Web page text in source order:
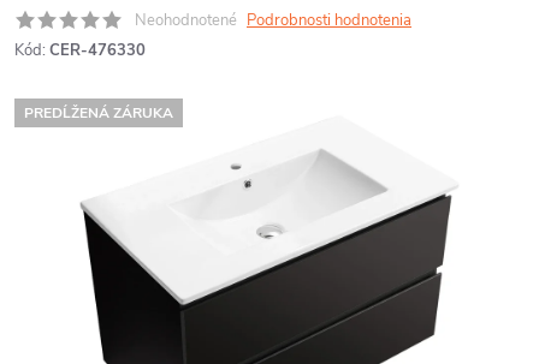
Neohodnotené Podrobnosti hodnotenia
Kód: CER-476330
PREDĹŽENÁ ZÁRUKA